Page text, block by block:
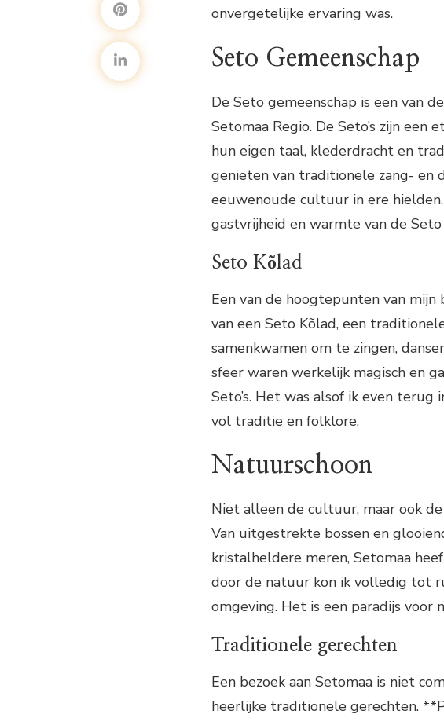
onvergetelijke ervaring was.
Seto Gemeenschap
De Seto gemeenschap is een van
Setomaa Regio. De Seto’s zijn een
hun eigen taal, klederdracht en
genieten van traditionele zang- en
eeuwenoude cultuur in ere
gastvrijheid en warmte van de
Seto Kõlad
Een van de hoogtepunten van mijn
van een Seto Kõlad, een
samenkwamen om te zingen,
sfeer waren werkelijk magisch en
Seto’s. Het was alsof ik even
vol traditie en folklore.
Natuurschoon
Niet alleen de cultuur, maar ook
Van uitgestrekte bossen en
kristalheldere meren, Setomaa
door de natuur kon ik volledig tot
omgeving. Het is een paradijs
Traditionele gerechten
Een bezoek aan Setomaa is niet
heerlijke traditionele gerechten.